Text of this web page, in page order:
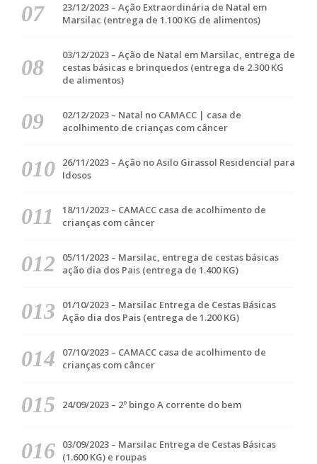
23/12/2023 – Ação Extraordinária de Natal em
Marsilac (entrega de 1.100 KG de alimentos)
03/12/2023 – Ação de Natal em Marsilac, entrega de
cestas básicas e brinquedos (entrega de 2.300 KG
de alimentos)
02/12/2023 – Natal no CAMACC | casa de
acolhimento de crianças com câncer
26/11/2023 – Ação no Asilo Girassol Residencial para
Idosos
18/11/2023 – CAMACC casa de acolhimento de
crianças com câncer
05/11/2023 – Marsilac, entrega de cestas básicas
ação dia dos Pais (entrega de 1.400 KG)
01/10/2023 – Marsilac Entrega de Cestas Básicas
Ação dia dos Pais (entrega de 1.200 KG)
07/10/2023 – CAMACC casa de acolhimento de
crianças com câncer
24/09/2023 – 2º bingo A corrente do bem
03/09/2023 – Marsilac Entrega de Cestas Básicas
(1.600 KG) e roupas